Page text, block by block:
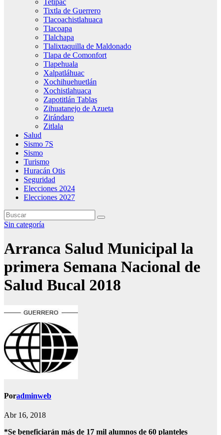
Tetipac
Tixtla de Guerrero
Tlacoachistlahuaca
Tlacoapa
Tlalchapa
Tlalixtaquilla de Maldonado
Tlapa de Comonfort
Tlapehuala
Xalpatláhuac
Xochihuehuetlán
Xochistlahuaca
Zapotitlán Tablas
Zihuatanejo de Azueta
Zirándaro
Zitlala
Salud
Sismo 7S
Sismo
Turismo
Huracán Otis
Seguridad
Elecciones 2024
Elecciones 2027
Sin categoría
Arranca Salud Municipal la
primera Semana Nacional de
Salud Bucal 2018
Poradminweb
Abr 16, 2018
*Se beneficiarán más de 17 mil alumnos de 60 planteles